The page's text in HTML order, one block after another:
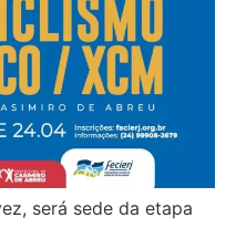
será sede da etapa